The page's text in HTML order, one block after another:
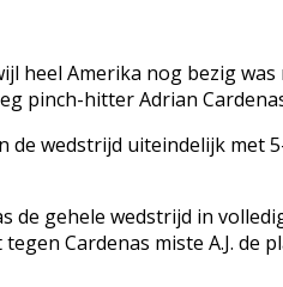
heel Amerika nog bezig was
pinch-hitter Adrian
de wedstrijd uiteindelijk met
de gehele wedstrijd in
Cardenas miste A.J.